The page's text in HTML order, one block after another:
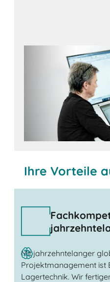
Ihre Vorteile
Mit jahrzehntelanger
Projektmanagement ist
Lagertechnik. Wir